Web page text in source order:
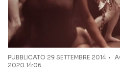
PUBBLICATO 29 SETTEMBRE 2014
2020 14:06